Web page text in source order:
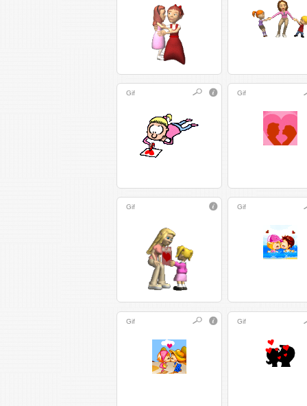
Gif Gif
Gif Gif
Gif Gif